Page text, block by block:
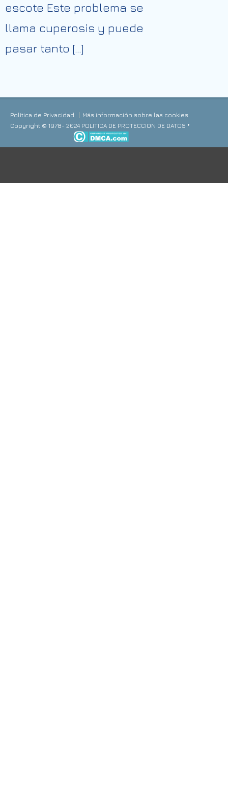
escote Este problema se
llama cuperosis y puede
pasar tanto […]
Política de Privacidad
Más información sobre las cookies
Copyright © 1978- 2024 POLITICA DE PROTECCION DE DATOS *